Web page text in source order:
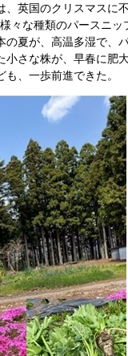
英国のクリスマスに
々な種類のパースニッ
夏が、高温多湿で、
さな株が、早春に肥
、一歩前進できた。